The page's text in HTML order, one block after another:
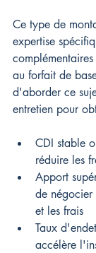
Ce type de
expertise
au forfait de
d'aborder ce
entretien pour
CDI stable
réduire les
Apport
de négocier
et les frais
Taux
accélère